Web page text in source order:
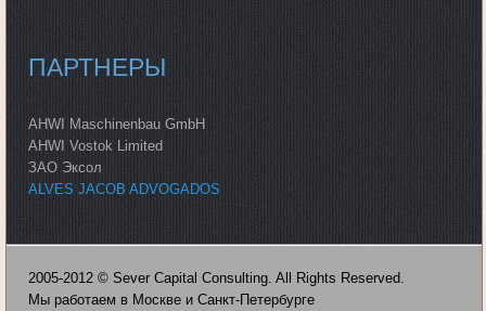
ПАРТНЕРЫ
AHWI Maschinenbau GmbH
AHWI Vostok Limited
ЗАО Эксол
ALVES JACOB ADVOGADOS
2005-2012 © Sever Capital Consulting. All Rights Reserved.
Мы работаем в Москве и Санкт-Петербурге